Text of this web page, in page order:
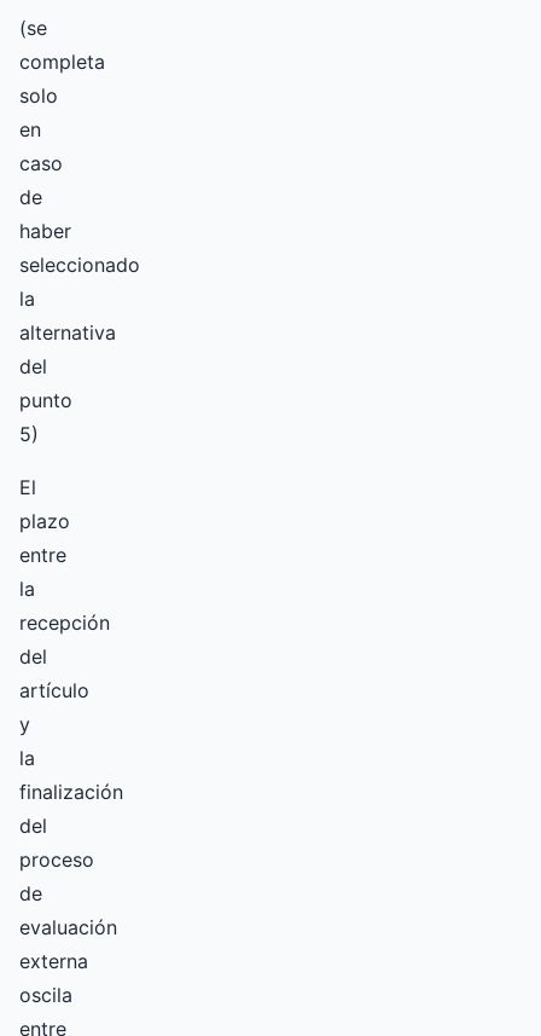
(se
completa
solo
en
caso
de
haber
seleccionado
la
alternativa
del
punto
5)
El
plazo
entre
la
recepción
del
artículo
y
la
finalización
del
proceso
de
evaluación
externa
oscila
entre